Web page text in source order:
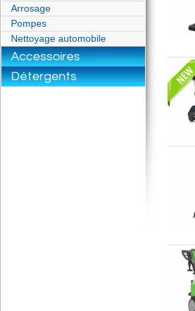
Arrosage
Pompes
Nettoyage automobile
Accessoires
Détergents